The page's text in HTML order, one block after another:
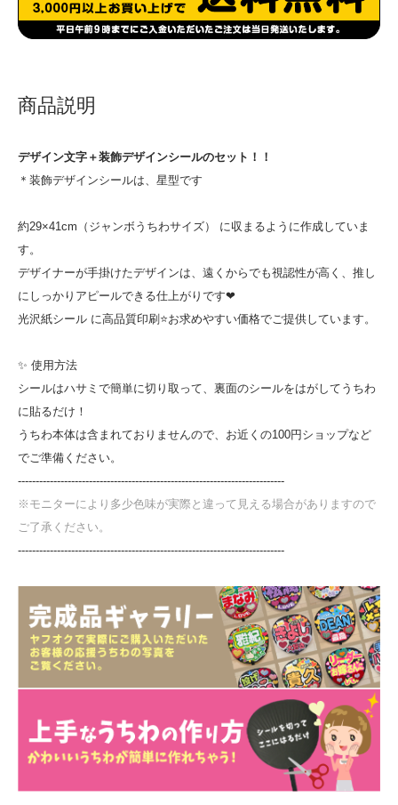
商品説明
デザイン文字＋装飾デザインシールのセット！！
＊装飾デザインシールは、星型です
約29×41cm（ジャンボうちわサイズ） に収まるように作成していま
す。
デザイナーが手掛けたデザインは、遠くからでも視認性が高く、推し
にしっかりアピールできる仕上がりです❤
光沢紙シール に高品質印刷⭐お求めやすい価格でご提供しています。
✨ 使用方法
シールはハサミで簡単に切り取って、裏面のシールをはがしてうちわ
に貼るだけ！
うちわ本体は含まれておりませんので、お近くの100円ショップなど
でご準備ください。
---------------------------------------------------------------------------
※モニターにより多少色味が実際と違って見える場合がありますので
ご了承ください。
---------------------------------------------------------------------------